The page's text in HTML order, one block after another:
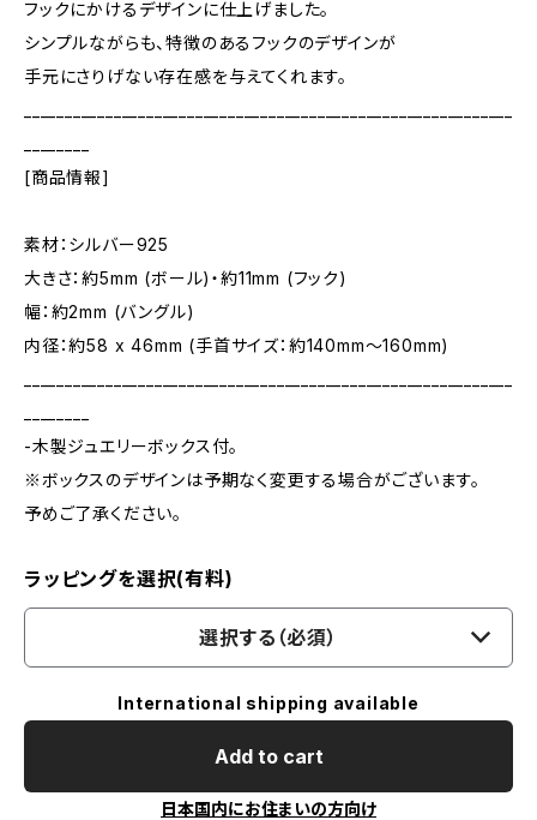
フックにかけるデザインに仕上げました。
シンプルながらも、特徴のあるフックのデザインが
手元にさりげない存在感を与えてくれます。
[商品情報]
素材：シルバー925
大きさ：約5mm (ボール)・約11mm (フック)
幅：約2mm (バングル)
内径：約58 x 46mm (手首サイズ：約140mm～160mm)
-木製ジュエリーボックス付。
※ボックスのデザインは予期なく変更する場合がございます。
予めご了承ください。
ラッピングを選択(有料)
選択する（必須）
International shipping available
Add to cart
日本国内にお住まいの方向け